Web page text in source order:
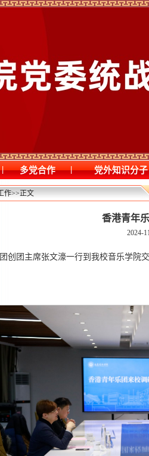
| 多党合作 | 党外知识分
作>>正文
香港青年
2024-
创团主席张文濠一行到我校音乐学